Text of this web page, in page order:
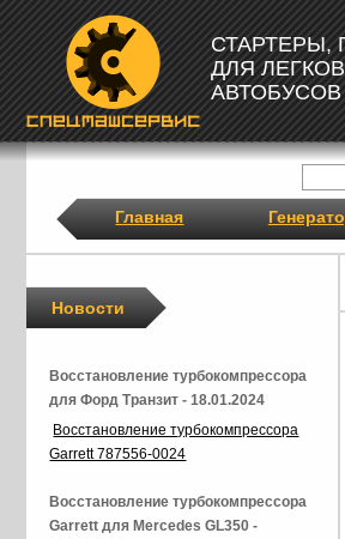
СТАРТЕРЫ,
ДЛЯ
Главная
Новости
Восстановление турбокомпрессора
для Форд Транзит - 18.01.2024
Восстановление турбокомпрессора
Garrett 787556-0024
Восстановление турбокомпрессора
Garrett для Mercedes GL350 -